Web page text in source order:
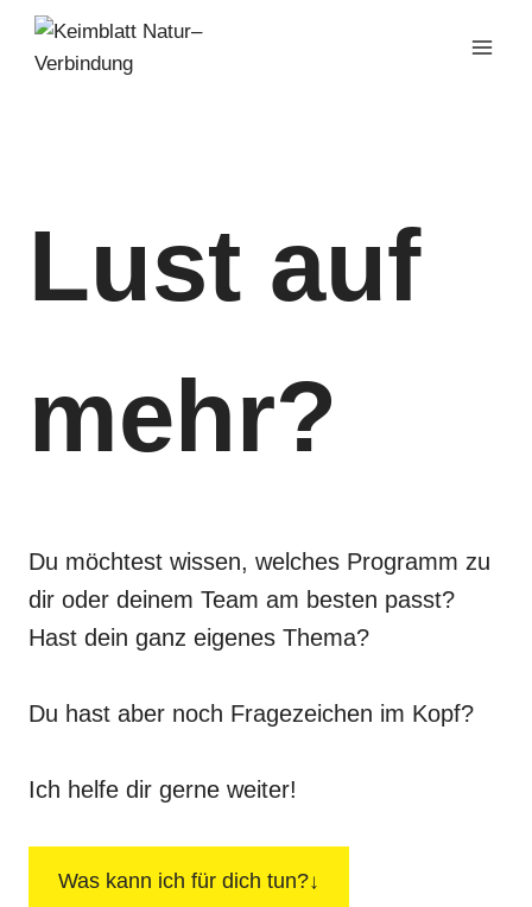
Zum
Lust auf
mehr?
Du möchtest wissen, welches Programm zu
dir oder deinem Team am besten passt?
Hast dein ganz eigenes Thema?
Du hast aber noch Fragezeichen im Kopf?
Ich helfe dir gerne weiter!
Was kann ich für dich tun?↓